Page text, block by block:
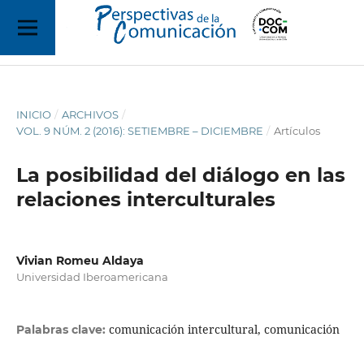
INICIO / ARCHIVOS /
VOL. 9 NÚM. 2 (2016): SETIEMBRE – DICIEMBRE / Artículos
La posibilidad del diálogo en las
relaciones interculturales
Vivian Romeu Aldaya
Universidad Iberoamericana
Palabras clave: comunicación intercultural, comunicación